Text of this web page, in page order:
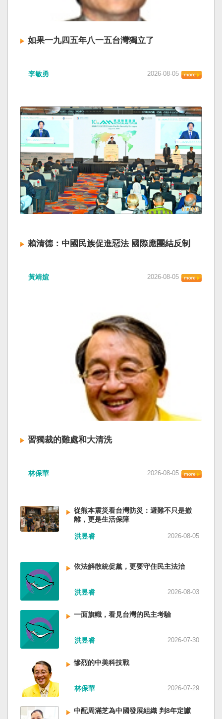
將影響台灣海峽及周邊海域，廣東海事局決定六
日晚間六時起，對經過台灣海峽南口北上船舶實
施交通管制，各船舶必須遵守交通管制要求，聽
從現場海事管理機構指揮。 海巡署昨表示，台灣
自由」原則，中國無任何權利對該水域實施「管
之實的認知作戰，企圖藉海事管制將台海內水
化，予以最嚴厲譴責，並要求中方恪守國際規
範，避免破壞區域的和平穩定。 海巡署同時強
調，將持續運用聯合情監偵手段，全天候掌握我
國周邊海域動態，目前未偵獲中國船舶異常舉
動，亦未接獲航商反映遭到廣播干擾，提醒航經
該海域之商貨輪，如接獲中方廣播時，無需理會
中方要求，並請立即通報相關單位，海巡署將會
採取一切必要手段，確保船舶航行自由與安全。
如果一九四五年八一五台灣獨立了
的歷史就不會有中國國民黨，也不會捲入迄今仍
兩岸已有正常外交，中國也可致力提升國民福
祉。 如果一九四五年八一五台灣獨立了，就像二
戰後許多殖民地選擇獨立，成為杭廷頓第二波民
主化的歷史。獨立的台灣會像脫離日本殖民的韓
國，八一五這一天成為獨立紀念日及光復節。不
同於有國家歷史的朝鮮，台灣是新興國家，開展
自己國家的歷史。台灣沒有像朝鮮的左右路線競
逐政權，造成內戰形成南韓、北朝分裂國家的歷
史。或許會有左右路線政黨，形塑台灣的國家之
路。 如果一九四五年八一五台灣獨立了，一九四
史就會是另一種局面，與台灣無關。台灣沒有中
四五年八一五台灣獨立了，台灣會成為東亞漢字
客家話、原住民各族語也不會被壓迫。 如果一九
四五年八一五台灣獨立了，台灣早已是聯合國會
員國，也不至於迄今仍以國體不明的身分爭取加
入聯合國。當然不會捲入國內戰後兩個中國的鬥
爭。當然也沒有以反共為名、行專政之實的卅八
年戒嚴讓許多政治受難者的母親長期在黑夜哭
泣。 如果一九四五年八一五台灣獨立了，台灣早
已民主化，不必有長期戒嚴體制的壓迫，也沒有
隨中國國民黨從中國流亡到台灣形成的流亡殖民
群落留下來的遺民問題。漢字文化圈的國家台灣
來台也是中國僑民或台灣新住民、新國民，而不
國民養成過程的教育被教導成一個虛構的大國，
北相連，四面海域環抱，是島嶼國度不是大陸國
家。 一九四五年八一五，台灣人在祖國的迷惘與
迷障中做了錯誤的選擇，不只造成台灣集體命運
好好建構我們尚未正常化的國家。台灣是小而
美、豐裕而堅強，在太平洋西南海域，一個閃亮
的國家。 中國啊！請獨立於台灣之外吧！如果在
意收拾「中華民國」這個你們立鑄為繼承之國碑
銘的國號，台灣也會尊重歷史，對殘餘中國做歷
史的了結，寫下句點。生活在台灣的人們應共同
起造一個對「中國」不構成侵權的新國家，開啟
歷史的新樂章。歷史不會重來，但提供教訓。
李敏勇 2026-08-05
賴清德：中國民族促進惡法 國際應團結反制
「民族團結進步促進法」對各國人民進行政治審
統賴清德昨日於凱達格蘭論壇致詞表示，中國的
「民促法」不僅侵害台灣主權，更透過跨國鎮
壓，對世界各國人民進行政治審查、製造寒蟬效
應，是國際社會應該團結反制的惡法；台灣不會
接受統戰滲透和紅色恐怖、不會坐視中國將壓迫
黑手伸進台灣，或任何自由國家與地區。 不會坐
視北京黑手伸進台灣 賴清德指出，中國上個月不
顧國際反對，實施「民族團結進步促進法」，
「對中政策跨國議會聯盟」（IPAC）隨即發表聲
明，譴責嚴重違反基本人權。他感謝IPAC日本共
同主席中谷元、IPAC執行主任裴倫德昨以行動再
次彰顯這份聲明的立場，很榮幸代表台灣人民接
受IPAC的聲明，台灣會給予堅定的支持，共同捍
更透過跨國鎮壓手段，對世界各國人民進行政治
延」 賴清德表示，面對中國威權主義不斷擴張，
紅色恐怖正在世界各地蔓延，今年論壇主題聚焦
討論全球的民主韌性、灰帶侵擾的因應聯防，以
及非紅供應鏈的重塑，更加反映出台灣在國際社
任。 賴清德表示，當今台灣的民主成就受到國際
的肯定，面對中國「民促法」的威脅，台灣不會
接受統戰滲透和紅色恐怖、不會坐視中國將壓迫
黑手伸進台灣，或任何自由國家與地區。 賴清德
禦、責任分擔」，並將持續提升國防力量、強化
全社會防衛韌性，增進國際合作，凝聚最大的力
量，確保印太區域的和平穩定；台灣也將善用
AI、半導體、資通訊等高科技產業優勢，串聯民
主夥伴，一起打造「非紅供應鏈」，來強化經濟
韌性，讓彼此的國家更安全更繁榮。 最後，賴清
德說，台灣是民主自由的燈塔，也是印太和平的
重要基石，即使威權主義威脅及全球新興挑戰不
斷，台灣有堅定的意志，確保民主燈塔永明，自
由基石永固。
黃靖媗 2026-08-05
習獨裁的難處和大清洗
中全會。本來以為在七月上海的AI全球大會以
不見了，改為「加快、加強」。從奇技淫巧改為
「適應不同群體消費需求擴大優質供給」。顯然
七月中國官方的經濟數字，製造業採購經理人指
數PMI，由六月的五十．三％大幅滑落至四十九．
五十％榮枯線，加上非製造業和綜合PMI產出指數
三大核心指標同步跌穿榮枯線，習近平的梭哈
（孤注一擲）失敗，在會議文件上不得不兩處承
認「困難」。 一處是「有效應對各種外部衝擊和
的困難挑戰」。其後各段落所說的例如公平競
爭、就業、三農、天災等都是。而「常態化解決
企業帳款拖欠問題」，更暴露企業之間拖欠已經
是常態化。近三十年前的「三角債」是不是復活
了？企業發薪給員工當然也拖欠。 另外有兩處提
到「兜牢基層『三保』底線」和「抓好『一老一
小』服務保障」，社會保險系統也出了問題。 後
段有一句「推動各級領導幹部以更加昂揚向上的
精氣神，不斷創造高質量發展新業績」。不懂什
麼是「精氣神」，還以為是假文件，是新時代習
林保華 2026-08-05
從熊本震災看台灣防災：避難不只是撤
離，更是生活保障
洪昱睿 2026-08-05
依法解散統促黨，更要守住民主法治
洪昱睿 2026-08-03
一面旗幟，看見台灣的民主考驗
洪昱睿 2026-07-30
慘烈的中美科技戰
林保華 2026-07-29
中配周滿芝為中國發展組織 判8年定讞